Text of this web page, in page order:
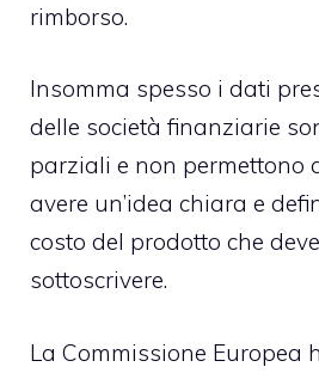
rimborso.
Insomma spesso i dati
delle società finanziarie
parziali e non permettono
avere un’idea chiara e
costo del prodotto che
sottoscrivere.
La Commissione Europea